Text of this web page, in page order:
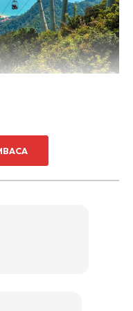
akan diteruskan
itu kembali normal.